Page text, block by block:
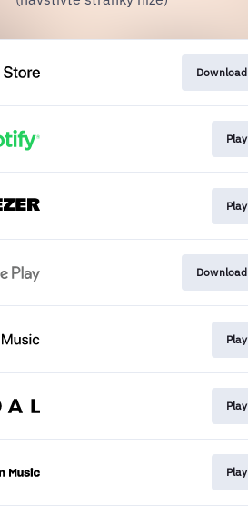
Download
Play
Play
Download
Play
Play
Play